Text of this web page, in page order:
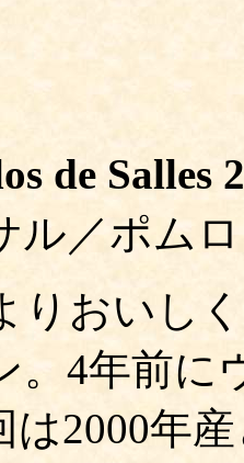
de Salles
ル／ポム
りおいし
。4年前に
は2000年